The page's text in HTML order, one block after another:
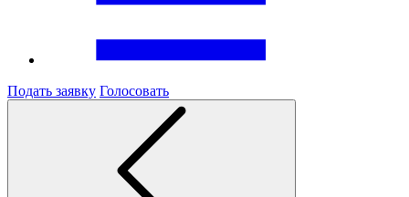
Подать заявку Голосовать